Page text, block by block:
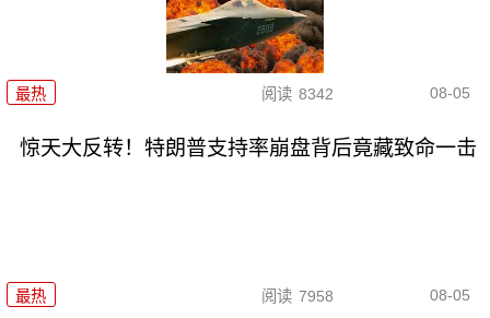
最热 阅读 8342 08-05
惊天大反转！特朗普支持率崩盘背后竟藏致命一击
最热 阅读 7958 08-05